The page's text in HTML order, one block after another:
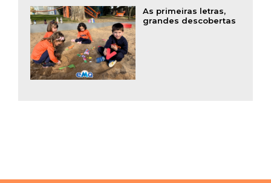
As primeiras letras,
grandes descobertas